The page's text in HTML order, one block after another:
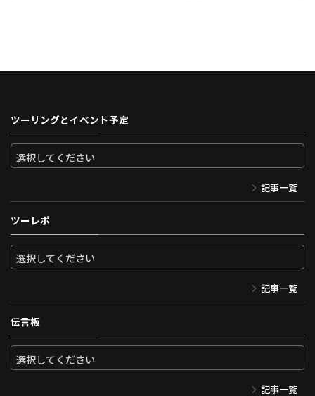
ツーリングとイベント予定
記事一覧
ツーレポ
記事一覧
伝言板
記事一覧